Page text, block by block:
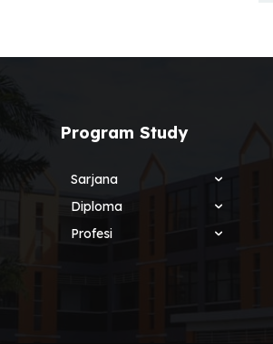
Program Study
Sarjana
Diploma
Profesi